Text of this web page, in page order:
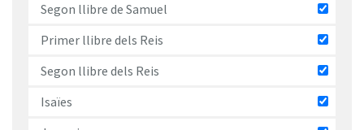
Segon llibre de Samuel
Primer llibre dels Reis
Segon llibre dels Reis
Isaïes